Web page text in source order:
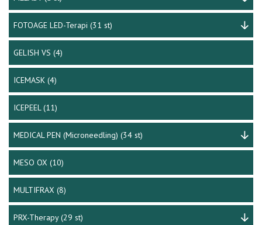
FOTOAGE LED-Terapi (31 st)
GELISH VS(4)
ICEMASK(4)
ICEPEEL(11)
MEDICAL PEN (Microneedling) (34 st)
MESO OX(10)
MULTIFRAX(8)
PRX-Therapy (29 st)